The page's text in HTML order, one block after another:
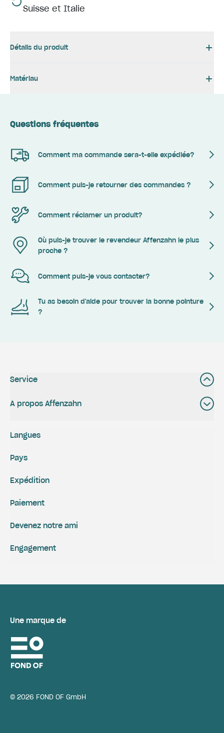
Suisse et Italie
Détails du produit
Matériau
Questions fréquentes
Comment ma commande sera-t-elle expédiée?
Comment puis-je retourner des commandes ?
Comment réclamer un produit?
Où puis-je trouver le revendeur Affenzahn le plus
proche ?
Comment puis-je vous contacter?
Tu as besoin d'aide pour trouver la bonne pointure
?
Service
A propos Affenzahn
Expédition
Paiement
Engagement
Devenez notre ami
Langues
Pays
Une marque de
© 2026 FOND OF GmbH